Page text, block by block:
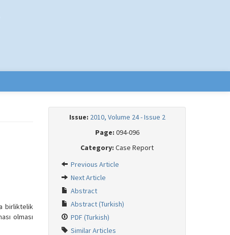
birliktelik
olması
Issue: 2010, Volume 24 - Issue 2
Page: 094-096
Category: Case Report
Previous Article
Next Article
Abstract
Abstract (Turkish)
PDF (Turkish)
Similar Articles